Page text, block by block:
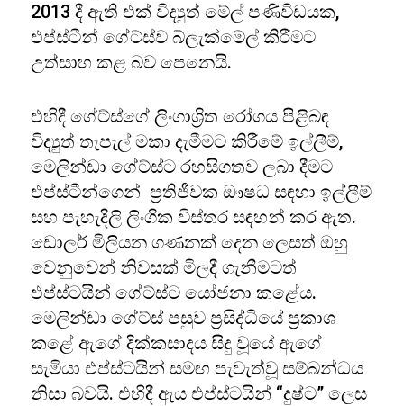
2013 දී ඇති එක් විද්‍යුත් මේල් පණිවිඩයක,
එප්ස්ටීන් ගේට්ස්ව බ්ලැක්මේල් කිරීමට
උත්සාහ කළ බව පෙනෙයි.
එහිදී ගේට්ස්ගේ ලිංගාශ්‍රිත රෝගය පිළිබඳ
විද්‍යුත් තැපැල් මකා දැමීමට කිරීමේ ඉල්ලීම්,
මෙලින්ඩා ගේට්ස්ට රහසිගතව ලබා දීමට
එප්ස්ටීන්ගෙන් ප්‍රතිජීවක ඖෂධ සඳහා ඉල්ලීම්
සහ පැහැදිලි ලිංගික විස්තර සඳහන් කර ඇත.
ඩොලර් මිලියන ගණනක් දෙන ලෙසත් ඔහු
වෙනුවෙන් නිවසක් මිලදී ගැනීමටත්
එප්ස්ටයින් ගේට්ස්ට යෝජනා කළේය.
මෙලින්ඩා ගේට්ස් පසුව ප්‍රසිද්ධියේ ප්‍රකාශ
කළේ ඇගේ දික්කසාදය සිදු වූයේ ඇගේ
සැමියා එප්ස්ටයින් සමඟ පැවැත්වූ සම්බන්ධය
නිසා බවයි. එහිදී ඇය එප්ස්ටයින් “දුෂ්ට” ලෙස